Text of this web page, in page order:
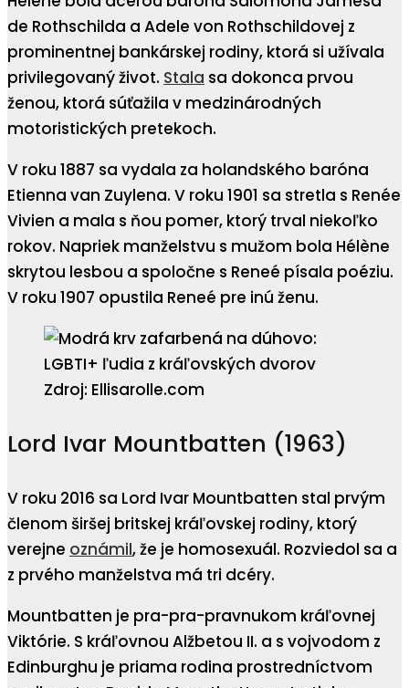
de Rothschilda a Adele von Rothschildovej z
prominentnej bankárskej rodiny, ktorá si užívala
privilegovaný život. Stala sa dokonca prvou
ženou, ktorá súťažila v medzinárodných
motoristických pretekoch.
V roku 1887 sa vydala za holandského baróna
Etienna van Zuylena. V roku 1901 sa stretla s Renée
Vivien a mala s ňou pomer, ktorý trval niekoľko
rokov. Napriek manželstvu s mužom bola Hélène
skrytou lesbou a spoločne s Reneé písala poéziu.
V roku 1907 opustila Reneé pre inú ženu.
Zdroj: Ellisarolle.com
Lord Ivar Mountbatten (1963)
V roku 2016 sa Lord Ivar Mountbatten stal prvým
členom širšej britskej kráľovskej rodiny, ktorý
verejne oznámil, že je homosexuál. Rozviedol sa a
z prvého manželstva má tri dcéry.
Mountbatten je pra-pra-pravnukom kráľovnej
Viktórie. S kráľovnou Alžbetou II. a s vojvodom z
Edinburghu je priama rodina prostredníctvom